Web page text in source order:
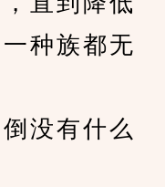
种族都无
没有什么